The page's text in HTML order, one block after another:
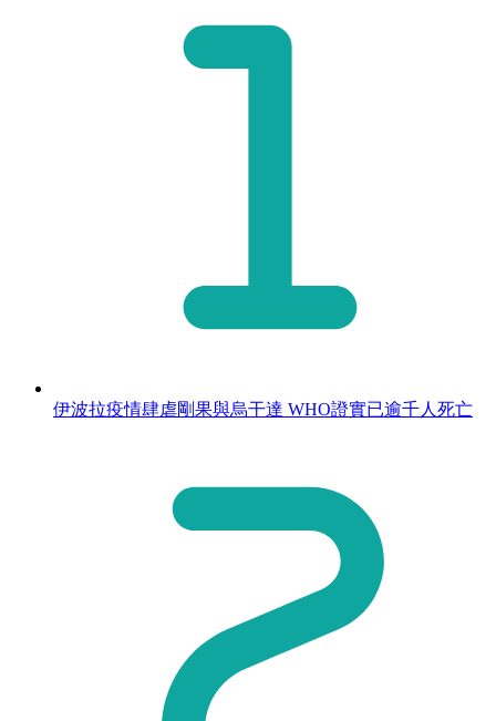
伊波拉疫情肆虐剛果與烏干達 WHO證實已逾千人死亡